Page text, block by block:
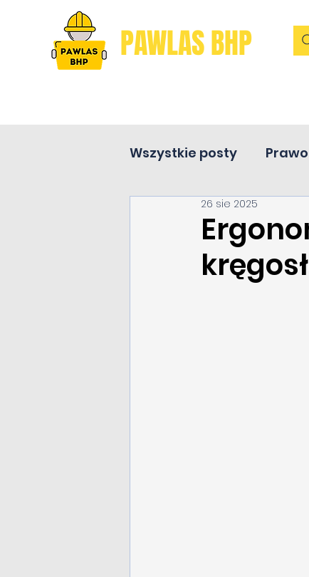
PAWLAS BHP
Wszystkie posty
Pierwsza pomoc
26 sie 2025